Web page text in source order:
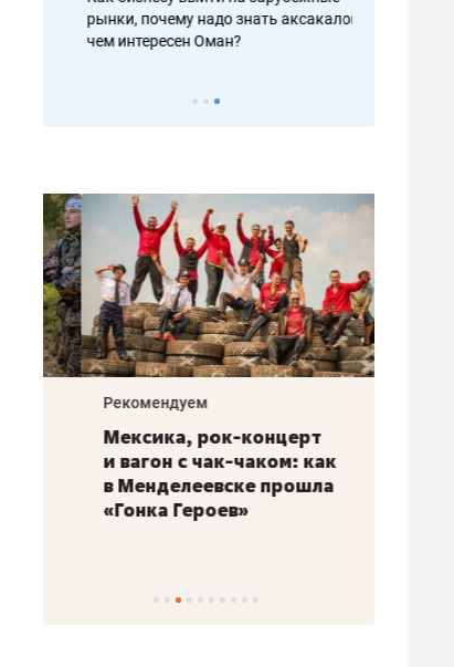
рынки, почему надо знать аксакалов и
чем интересен Оман?
Рекомендуем
Мексика, рок-концерт
и вагон с чак-чаком: как
в Менделеевске прошла
«Гонка Героев»